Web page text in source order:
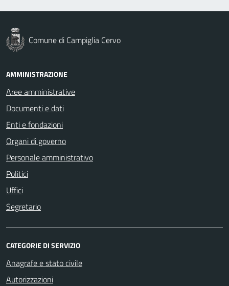
Comune di Campiglia Cervo
AMMINISTRAZIONE
Aree amministrative
Documenti e dati
Enti e fondazioni
Organi di governo
Personale amministrativo
Politici
Uffici
Segretario
CATEGORIE DI SERVIZIO
Anagrafe e stato civile
Autorizzazioni